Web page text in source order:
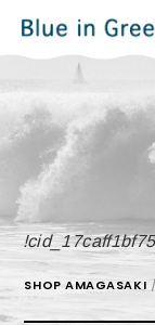
SHOP AMAGASAKI /